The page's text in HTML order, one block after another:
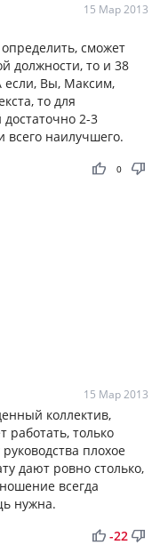
15 Мар 2013
сможет
должности, то и 38
если, Вы, Максим,
то для
2-3
всего наилучшего.
thumb_up thumb_down
0
15 Мар 2013
коллектив,
работать, только
плохое
дают ровно столько,
всегда
нужна.
thumb_up thumb_down
-22